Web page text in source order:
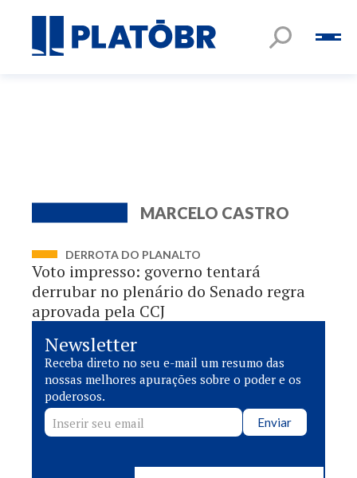
MARCELO CASTRO
DERROTA DO PLANALTO
Voto impresso: governo tentará
derrubar no plenário do Senado regra
aprovada pela CCJ
Newsletter
Receba direto no seu e-mail um resumo das
nossas melhores apurações sobre o poder e os
poderosos.
Enviar